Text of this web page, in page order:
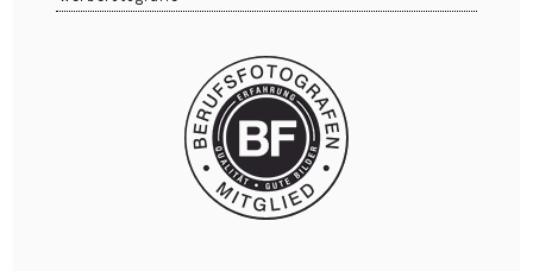
20-Jahre-Feier Frankfurter Tafel